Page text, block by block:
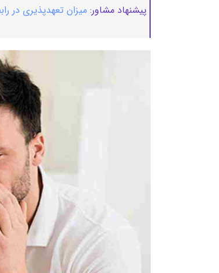
پیشنهاد مشاور:میزان تعهدپذیری